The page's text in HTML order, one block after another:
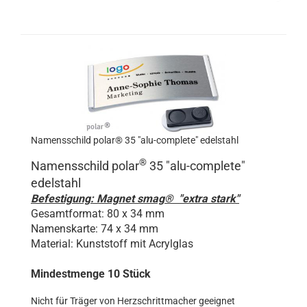
Namensschild polar® 35 "alu-complete" edelstahl
Namensschild polar® 35 "alu-complete"
edelstahl
Befestigung: Magnet smag® "extra stark"
Gesamtformat: 80 x 34 mm
Namenskarte: 74 x 34 mm
Material: Kunststoff mit Acrylglas
Mindestmenge 10 Stück
Nicht für Träger von Herzschrittmacher geeignet